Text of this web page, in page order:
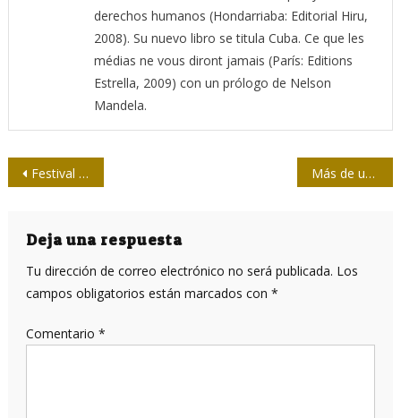
derechos humanos (Hondarriaba: Editorial Hiru,
2008). Su nuevo libro se titula Cuba. Ce que les
médias ne vous diront jamais (París: Editions
Estrella, 2009) con un prólogo de Nelson
Mandela.
Navegación
entradas
Festival Santiago Alvarez revive el documental Más de un millón de personas han visitado tumba de Fidel
Deja una respuesta
Tu dirección de correo electrónico no será publicada. Los
campos obligatorios están marcados con *
Comentario *